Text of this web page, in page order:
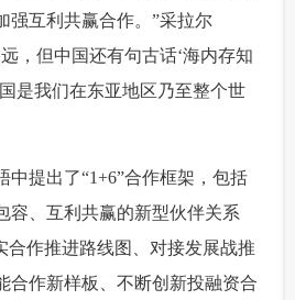
强互利共赢合作。”采拉尔
，但中国还有句古话‘海内存知
是我们在东亚地区乃至整个世
提出了“1+6”合作框架，包括
容、互利共赢的新型伙伴关系
合作推进路线图、对接发展战推
合作新样板、不断创新投融资合